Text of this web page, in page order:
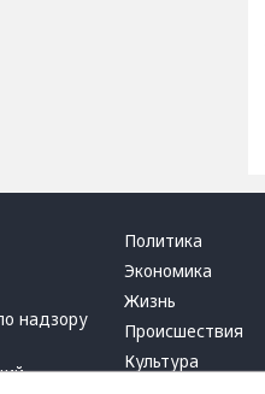
надзору
Политика
Экономика
Жизнь
Происшествия
Культура